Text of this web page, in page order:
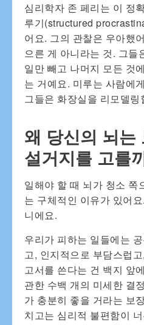
심리학자 존 페리는 이 정
루기(structured
어요. 그의 관찰은 우아했
으른 게 아니라는 것. 그들
일만 빼고 나머지 모든 것
는 거예요. 미루는 사람에
그들은 화장실을 리모델링
왜 당신의 뇌는
설거지를 고를
일해야 할 때 뇌가 청소 쪽
는 구체적인 이유가 있어
니에요.
우리가 피하는 일들에는
고, 인지적으로 부담스럽
고서를 쓴다는 건 백지 앞
관한 수백 개의 미세한 결
가 충분히 좋을 거라는 보
치고는 심리적 불편함이